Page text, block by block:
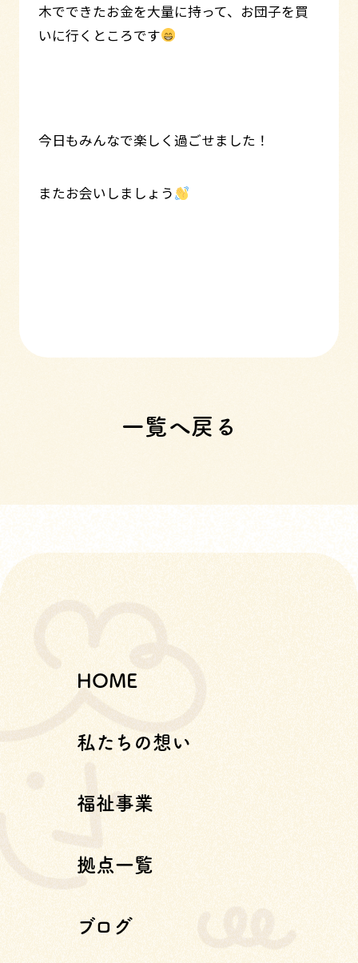
木でできたお金を大量に持って、お団子を買
いに行くところです
今日もみんなで楽しく過ごせました！
またお会いしましょう
一覧へ戻る
HOME
私たちの想い
福祉事業
拠点一覧
ブログ